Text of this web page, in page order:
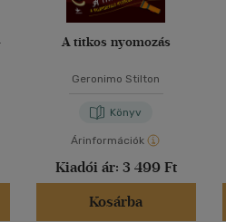
A titkos nyomozás
Geronimo Stilton
Könyv
Árinformációk
Kiadói ár: 3 499 Ft
Kosárba